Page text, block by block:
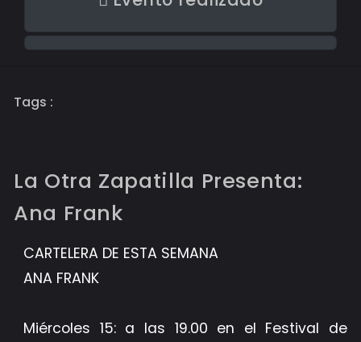
Tags :
La Otra Zapatilla Presenta:
Ana Frank
CARTELERA DE ESTA SEMANA
ANA FRANK
Miércoles 15: a las 19.00 en el Festival de